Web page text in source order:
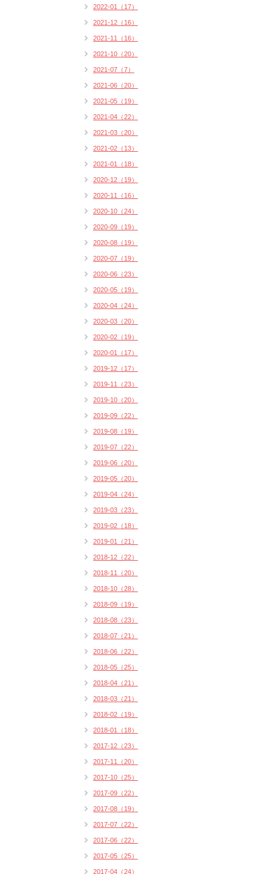
2022-01（17）
2021-12（16）
2021-11（16）
2021-10（20）
2021-07（7）
2021-06（20）
2021-05（19）
2021-04（22）
2021-03（20）
2021-02（13）
2021-01（18）
2020-12（19）
2020-11（16）
2020-10（24）
2020-09（19）
2020-08（19）
2020-07（19）
2020-06（23）
2020-05（19）
2020-04（24）
2020-03（20）
2020-02（19）
2020-01（17）
2019-12（17）
2019-11（23）
2019-10（20）
2019-09（22）
2019-08（19）
2019-07（22）
2019-06（20）
2019-05（20）
2019-04（24）
2019-03（23）
2019-02（18）
2019-01（21）
2018-12（22）
2018-11（20）
2018-10（28）
2018-09（19）
2018-08（23）
2018-07（21）
2018-06（22）
2018-05（25）
2018-04（21）
2018-03（21）
2018-02（19）
2018-01（18）
2017-12（23）
2017-11（20）
2017-10（25）
2017-09（22）
2017-08（19）
2017-07（22）
2017-06（22）
2017-05（25）
2017-04（24）